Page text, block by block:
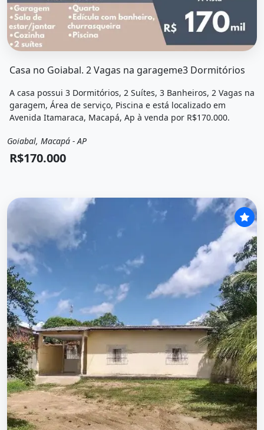
Casa no Goiabal. 2 Vagas na garageme3 Dormitórios
A casa possui 3 Dormitórios, 2 Suítes, 3 Banheiros, 2 Vagas na
garagem, Área de serviço, Piscina e está localizado em
Avenida Itamaraca, Macapá, Ap à venda por R$170.000.
Venda Casa
Goiabal, Macapá - AP
R$170.000